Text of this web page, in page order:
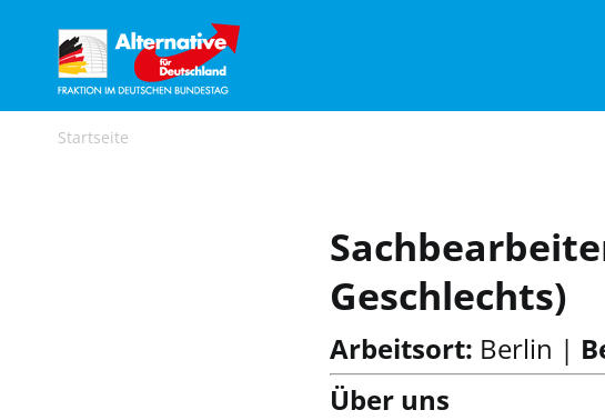
springen
Startseite
Geschlechts)
Arbeitsort: Berlin |
Über uns